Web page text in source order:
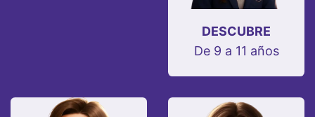
DESCUBRE
De 9 a 11 años